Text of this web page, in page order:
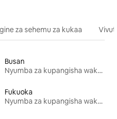
za sehemu za kukaa
Busan
Nyumba za kupangisha wakati wa likizo
Fukuoka
Nyumba za kupangisha wakati wa likizo